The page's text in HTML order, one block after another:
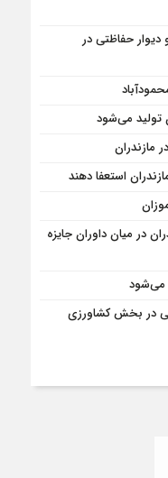
حفاظتی در
تولید می‌شود
مازندران
استعفا دهند
در میان داوران جایزه
می‌شود
عمرانی در بخش کشاورزی